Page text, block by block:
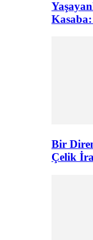
Bir
Çelik